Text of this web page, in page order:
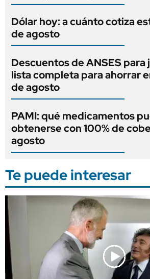
Dólar hoy: a cuánto cotiza
de agosto
Descuentos de ANSES para
lista completa para ahorrar
de agosto
PAMI: qué medicamentos
obtenerse con 100% de
agosto
Te puede interesar